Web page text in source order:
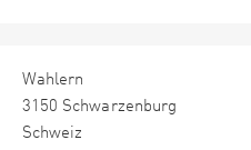
Wahlern
3150 Schwarzenburg
Schweiz